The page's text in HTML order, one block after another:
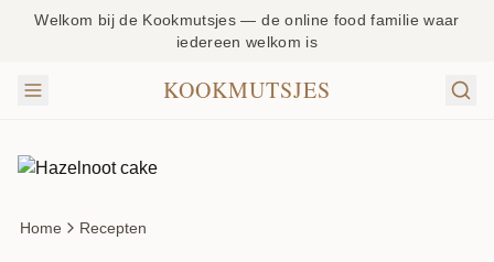
Welkom bij de Kookmutsjes — de online food familie waar
iedereen welkom is
KOOKMUTSJES
Home Recepten